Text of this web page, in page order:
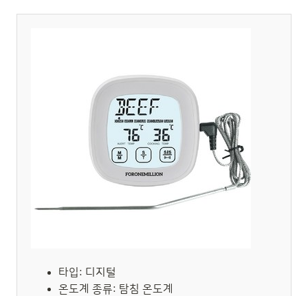
타입: 디지털
온도계 종류: 탐침 온도계